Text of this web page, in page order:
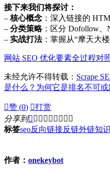
接下来我们将探讨：
– 核心概念 ：深入链接的
– 分类策略：区分 Dofollow、
– 实战打法：掌握从“摩天大
网站 SEO 优化要素全过程对
未经允许不得转载： Scrape
是什么？为何它是排名不可
赞 (0) 打赏
分享到        
标签seo反向链接反链外链知识
作者： onekeybot